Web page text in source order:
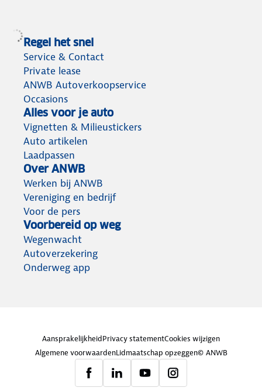
Regel het snel
Service & Contact
Private lease
ANWB Autoverkoopservice
Occasions
Alles voor je auto
Vignetten & Milieustickers
Auto artikelen
Laadpassen
Over ANWB
Werken bij ANWB
Vereniging en bedrijf
Voor de pers
Voorbereid op weg
Wegenwacht
Autoverzekering
Onderweg app
AansprakelijkheidPrivacy statementCookies wijzigen
Algemene voorwaardenLidmaatschap opzeggen© ANWB